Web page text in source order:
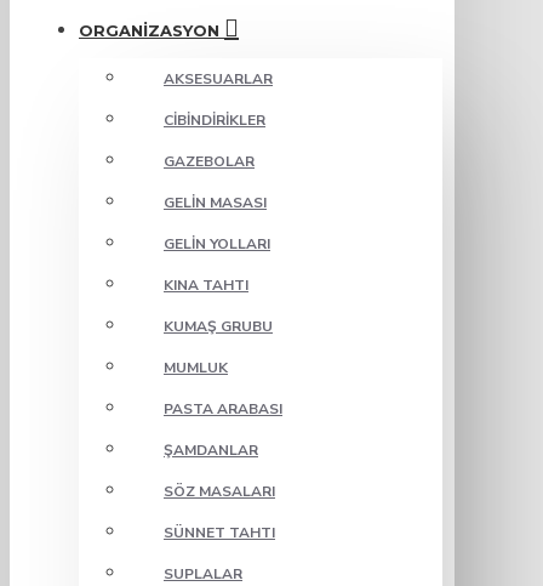
ORGANIZASYON
AKSESUARLAR
CIBINDIRIKLER
GAZEBOLAR
GELIN MASASI
GELIN YOLLARI
KINA TAHTI
KUMAŞ GRUBU
MUMLUK
PASTA ARABASI
ŞAMDANLAR
SÖZ MASALARI
SÜNNET TAHTI
SUPLALAR